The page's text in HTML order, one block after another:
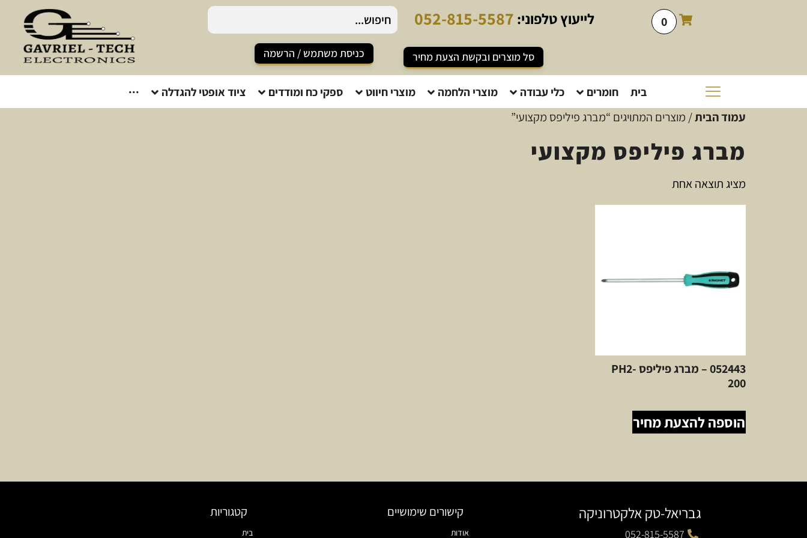
0 לייעוץטלפוני: 052-815-5587
סל מוצרים ובקשת הצעת מחיר כניסת משתמש / הרשמה
בית חומרים כלי עבודה מוצרי הלחמה מוצרי חיווט ספקי כח ומודדים ציוד אופטי להגדלה ···
עמוד הבית/ מוצרים המתויגים “מברג פיליפס מקצועי”
מברג פיליפס מקצועי
מציג תוצאה אחת
052443 – מברג פיליפס PH2-
200
הוספה להצעת מחיר
גבריאל-טק אלקטרוניקה
052-815-5587
קישורים שימושיים
אודות
קטגוריות
בית